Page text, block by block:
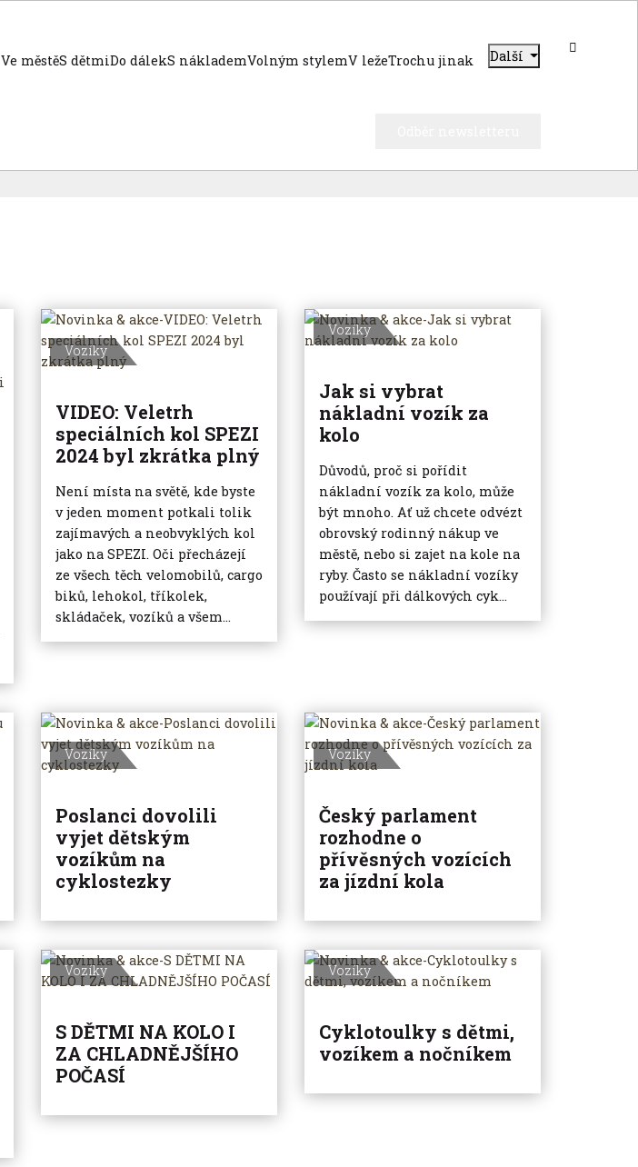
Ve městěS dětmiDo dálekS náklademVolným stylemV ležeTrochu jinak Další
Vozíky
VIDEO: Veletrh
speciálních kol SPEZI
2024 byl zkrátka plný
Není místa na světě, kde byste
v jeden moment potkali tolik
zajímavých a neobvyklých kol
jako na SPEZI. Oči přecházejí
ze všech těch velomobilů, cargo
biků, lehokol, tříkolek,
skládaček, vozíků a všem...
Vozíky
Jak si vybrat
nákladní vozík za
kolo
Důvodů, proč si pořídit
nákladní vozík za kolo, může
být mnoho. Ať už chcete odvézt
obrovský rodinný nákup ve
městě, nebo si zajet na kole na
ryby. Často se nákladní vozíky
používají při dálkových cyk...
Vozíky
Poslanci dovolili
vyjet dětským
vozíkům na
cyklostezky
Vozíky
Český parlament
rozhodne o
přívěsných vozících
za jízdní kola
Vozíky
S DĚTMI NA KOLO I
ZA CHLADNĚJŠÍHO
POČASÍ
Vozíky
Cyklotoulky s dětmi,
vozíkem a nočníkem